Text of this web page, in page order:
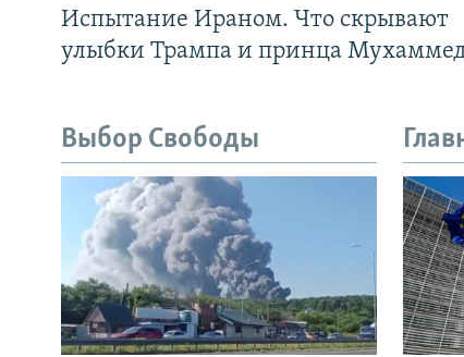
Испытание Ираном. Что скрывают
улыбки Трампа и принца
Выбор Свободы